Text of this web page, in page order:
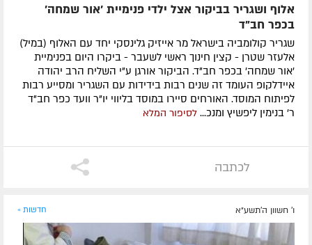
אלוף ושגריר בביקור אצל ילדי פנימיית 'אור שמחה'
בכפר חב"ד
שגריר קולומביה בישראל מר אייזיק גלינסקי יחד עם האלוף (במיל)
אלעזר שטרן - קצין חינוך ראשי לשעבר - ביקרו היום בפנימיית
'אור שמחה' בכפר חב"ד. הביקור אורגן ע"י השליח הרב יהודה
איידלקופ העומד זה שנים רבות בידידות עם השגריר ומסייע רבות
לפיתוח המוסד. האורחים סיירו במוסד בליווי יו"ר וועד כפר חב"ד
ר' בנימין ליפשיץ ומנכ... לסיפור המלא
לכתבה
ו' חשוון ה׳תשע״א חדשות »